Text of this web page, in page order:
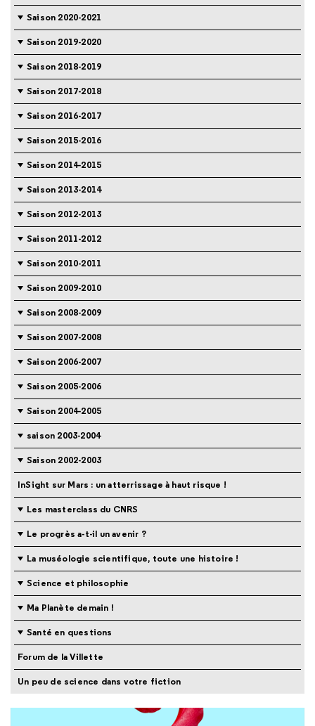
Saison 2020-2021
Saison 2019-2020
Saison 2018-2019
Saison 2017-2018
Saison 2016-2017
Saison 2015-2016
Saison 2014-2015
Saison 2013-2014
Saison 2012-2013
Saison 2011-2012
Saison 2010-2011
Saison 2009-2010
Saison 2008-2009
Saison 2007-2008
Saison 2006-2007
Saison 2005-2006
Saison 2004-2005
saison 2003-2004
Saison 2002-2003
InSight sur Mars : un atterrissage à haut risque !
Les masterclass du CNRS
Le progrès a-t-il un avenir ?
La muséologie scientifique, toute une histoire !
Science et philosophie
Ma Planète demain !
Santé en questions
Forum de la Villette
Un peu de science dans votre fiction